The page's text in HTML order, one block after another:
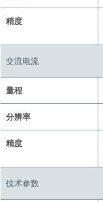
精度
交流电流
量程
分辨率
精度
技术参数